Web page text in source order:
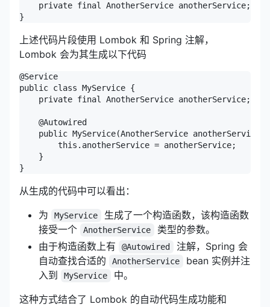
    private final AnotherService anotherService;
}
上述代码片段使用 Lombok 和 Spring 注解，
Lombok 会为其生成以下代码
@Service
public class MyService {
    private final AnotherService anotherService;
    @Autowired
public MyService(AnotherService anotherService)
        this.anotherService = anotherService;
    }
}
从生成的代码中可以看出：
为
MyService
生成了一个构造函数，该构造函数
接受一个
AnotherService
类型的参数。
由于构造函数上有
@Autowired
注解，Spring 会
自动查找合适的
AnotherService
bean 实例并注
入到
MyService
中。
这种方式结合了 Lombok 的自动代码生成功能和